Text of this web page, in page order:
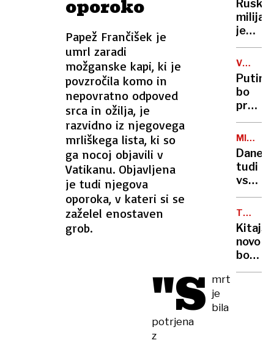
oporoko
Papež Frančišek je
umrl zaradi
možganske kapi, ki je
povzročila komo in
nepovratno odpoved
srca in ožilja, je
razvidno iz njegovega
mrliškega lista, ki so
ga nocoj objavili v
Vatikanu. Objavljena
je tudi njegova
oporoka, v kateri si se
zaželel enostaven
grob.
"S mrt
je
bila
potrjena
z
je
pot
do
novega
Ruski
je
ugrabil
šport
VOJNA
V
Putin
bo
preučil
o
civilne
MIRNA
PEČ
Danes
tudi
in
VOJNA
novo
letalo,